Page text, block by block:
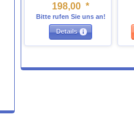
198,00 *
Bitte rufen Sie uns an!
Details